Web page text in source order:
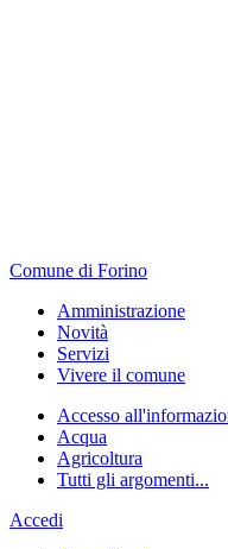
Comune di Forino
Amministrazione
Novità
Servizi
Vivere il comune
Accesso
Acqua
Agricoltura
Tutti gli argomenti...
Accedi